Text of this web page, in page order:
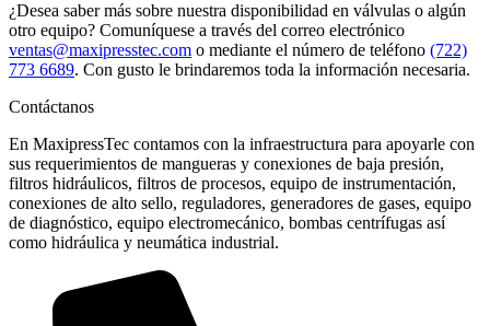
¿Desea saber más sobre nuestra disponibilidad en válvulas o algún
otro equipo? Comuníquese a través del correo electrónico
ventas@maxipresstec.com o mediante el número de teléfono (722)
773 6689. Con gusto le brindaremos toda la información necesaria.
Contáctanos
En MaxipressTec contamos con la infraestructura para apoyarle con
sus requerimientos de mangueras y conexiones de baja presión,
filtros hidráulicos, filtros de procesos, equipo de instrumentación,
conexiones de alto sello, reguladores, generadores de gases, equipo
de diagnóstico, equipo electromecánico, bombas centrífugas así
como hidráulica y neumática industrial.